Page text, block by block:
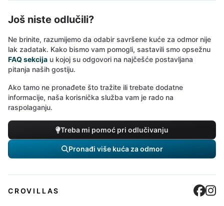
Još niste odlučili?
Ne brinite, razumijemo da odabir savršene kuće za odmor nije
lak zadatak. Kako bismo vam pomogli, sastavili smo opsežnu
FAQ sekcija u kojoj su odgovori na najčešće postavljana
pitanja naših gostiju.
Ako tamo ne pronađete što tražite ili trebate dodatne
informacije, naša korisnička služba vam je rado na
raspolaganju.
Treba mi pomoć pri odlučivanju
Pronađi više kuća za odmor
CROVILLAS